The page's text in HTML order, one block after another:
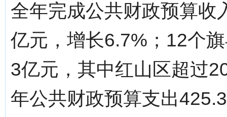
全年完成公共财政预算收
亿元，增长6.7%；12个
3亿元，其中红山区超过
年公共财政预算支出